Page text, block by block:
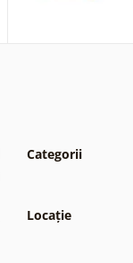
Categorii
Locație